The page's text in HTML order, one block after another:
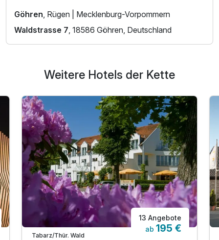
Göhren, Rügen | Mecklenburg-Vorpommern
Waldstrasse 7, 18586 Göhren, Deutschland
Weitere Hotels der Kette
Tabarz/Thür. Wald
13 Angebote
ab 195 €